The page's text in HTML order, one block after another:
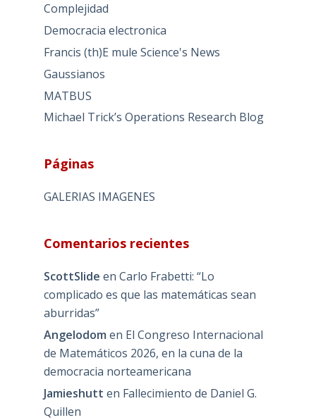
Complejidad
Democracia electronica
Francis (th)E mule Science's News
Gaussianos
MATBUS
Michael Trick’s Operations Research Blog
Páginas
GALERIAS IMAGENES
Comentarios recientes
ScottSlide en Carlo Frabetti: “Lo
complicado es que las matemáticas sean
aburridas”
Angelodom en El Congreso Internacional
de Matemáticos 2026, en la cuna de la
democracia norteamericana
Jamieshutt en Fallecimiento de Daniel G.
Quillen